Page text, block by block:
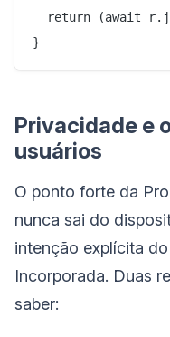
return (await
Privacidade e
usuários
O ponto forte da
nunca sai do
intenção explícita
Incorporada. Duas
saber: